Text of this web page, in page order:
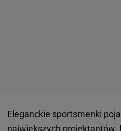
Eleganckie sportsmenki
największych projektantów.